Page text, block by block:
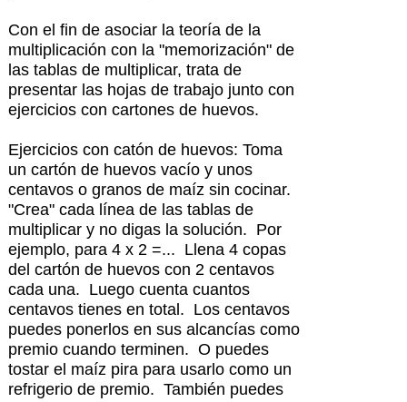
Con el fin de asociar la teoría de la
multiplicación con la "memorización" de
las tablas de multiplicar, trata de
presentar las hojas de trabajo junto con
ejercicios con cartones de huevos.
Ejercicios con catón de huevos: Toma
un cartón de huevos vacío y unos
centavos o granos de maíz sin cocinar.
"Crea" cada línea de las tablas de
multiplicar y no digas la solución. Por
ejemplo, para 4 x 2 =... Llena 4 copas
del cartón de huevos con 2 centavos
cada una. Luego cuenta cuantos
centavos tienes en total. Los centavos
puedes ponerlos en sus alcancías como
premio cuando terminen. O puedes
tostar el maíz pira para usarlo como un
refrigerio de premio. También puedes